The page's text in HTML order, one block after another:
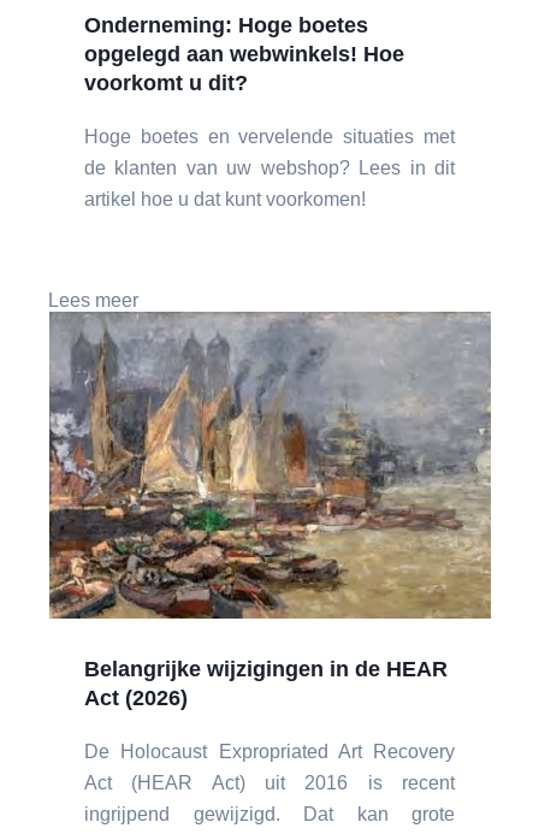
Onderneming: Hoge boetes
opgelegd aan webwinkels! Hoe
voorkomt u dit?
Hoge boetes en vervelende situaties met
de klanten van uw webshop? Lees in dit
artikel hoe u dat kunt voorkomen!
Lees meer
Belangrijke wijzigingen in de HEAR
Act (2026)
De Holocaust Expropriated Art Recovery
Act (HEAR Act) uit 2016 is recent
ingrijpend gewijzigd. Dat kan grote